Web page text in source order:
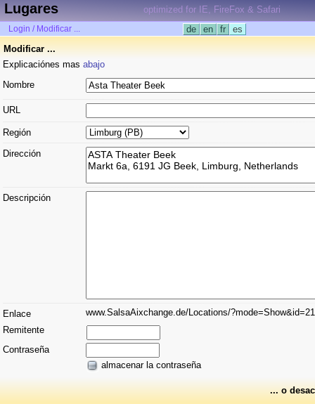
Lugares optimized for IE, FireFox & Safari
Login / Modificar ... de en fr
es
Modificar ...
Explicaciónes mas abajo
Nombre
URL
Región
Dirección
Descripción
Enlace
www.SalsaAixchange.de/Locations/
Remitente
Contraseña
almacenar la contraseña
... o